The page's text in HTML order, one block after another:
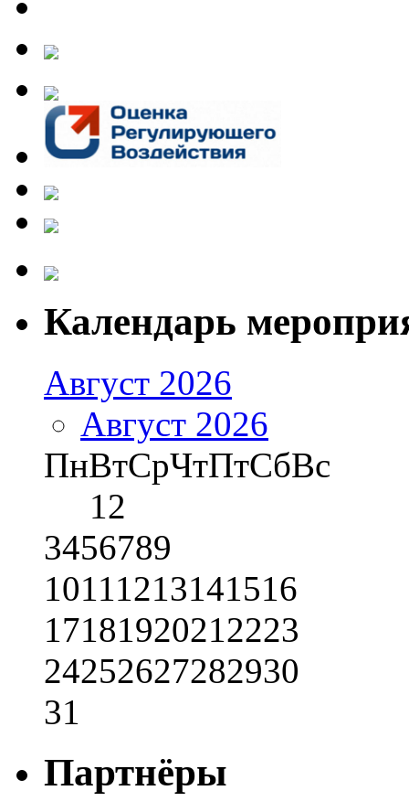
Календарь
Август 2026
Август 2026
ПнВтСрЧтПтСбВс
1 2
3456789
1011 1213141516
1718192021 2223
24252627282930
31
Партнёры